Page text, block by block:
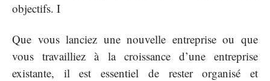
objectifs. I
Que vous lanciez une nouvelle entreprise ou que
vous travailliez à la croissance d’une entreprise
existante, il est essentiel de rester organisé et